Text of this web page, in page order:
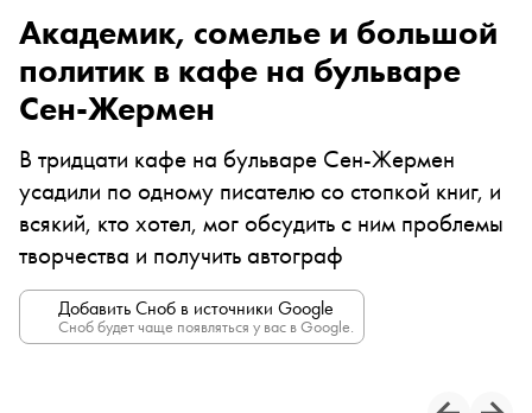
Академик, сомелье и большой
политик в кафе на бульваре
Сен-Жермен
В тридцати кафе на бульваре Сен-Жермен
усадили по одному писателю со стопкой книг, и
всякий, кто хотел, мог обсудить с ним проблемы
творчества и получить автограф
Добавить Сноб в источники Google
Сноб будет чаще появляться у вас в Google.